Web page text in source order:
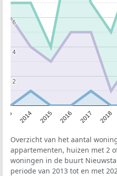
2014 2015 2016 2017 2018
2
2
4
4
6
6
Overzicht van het aantal
appartementen, huizen met 2
woningen in de buurt
periode van 2013 tot en met